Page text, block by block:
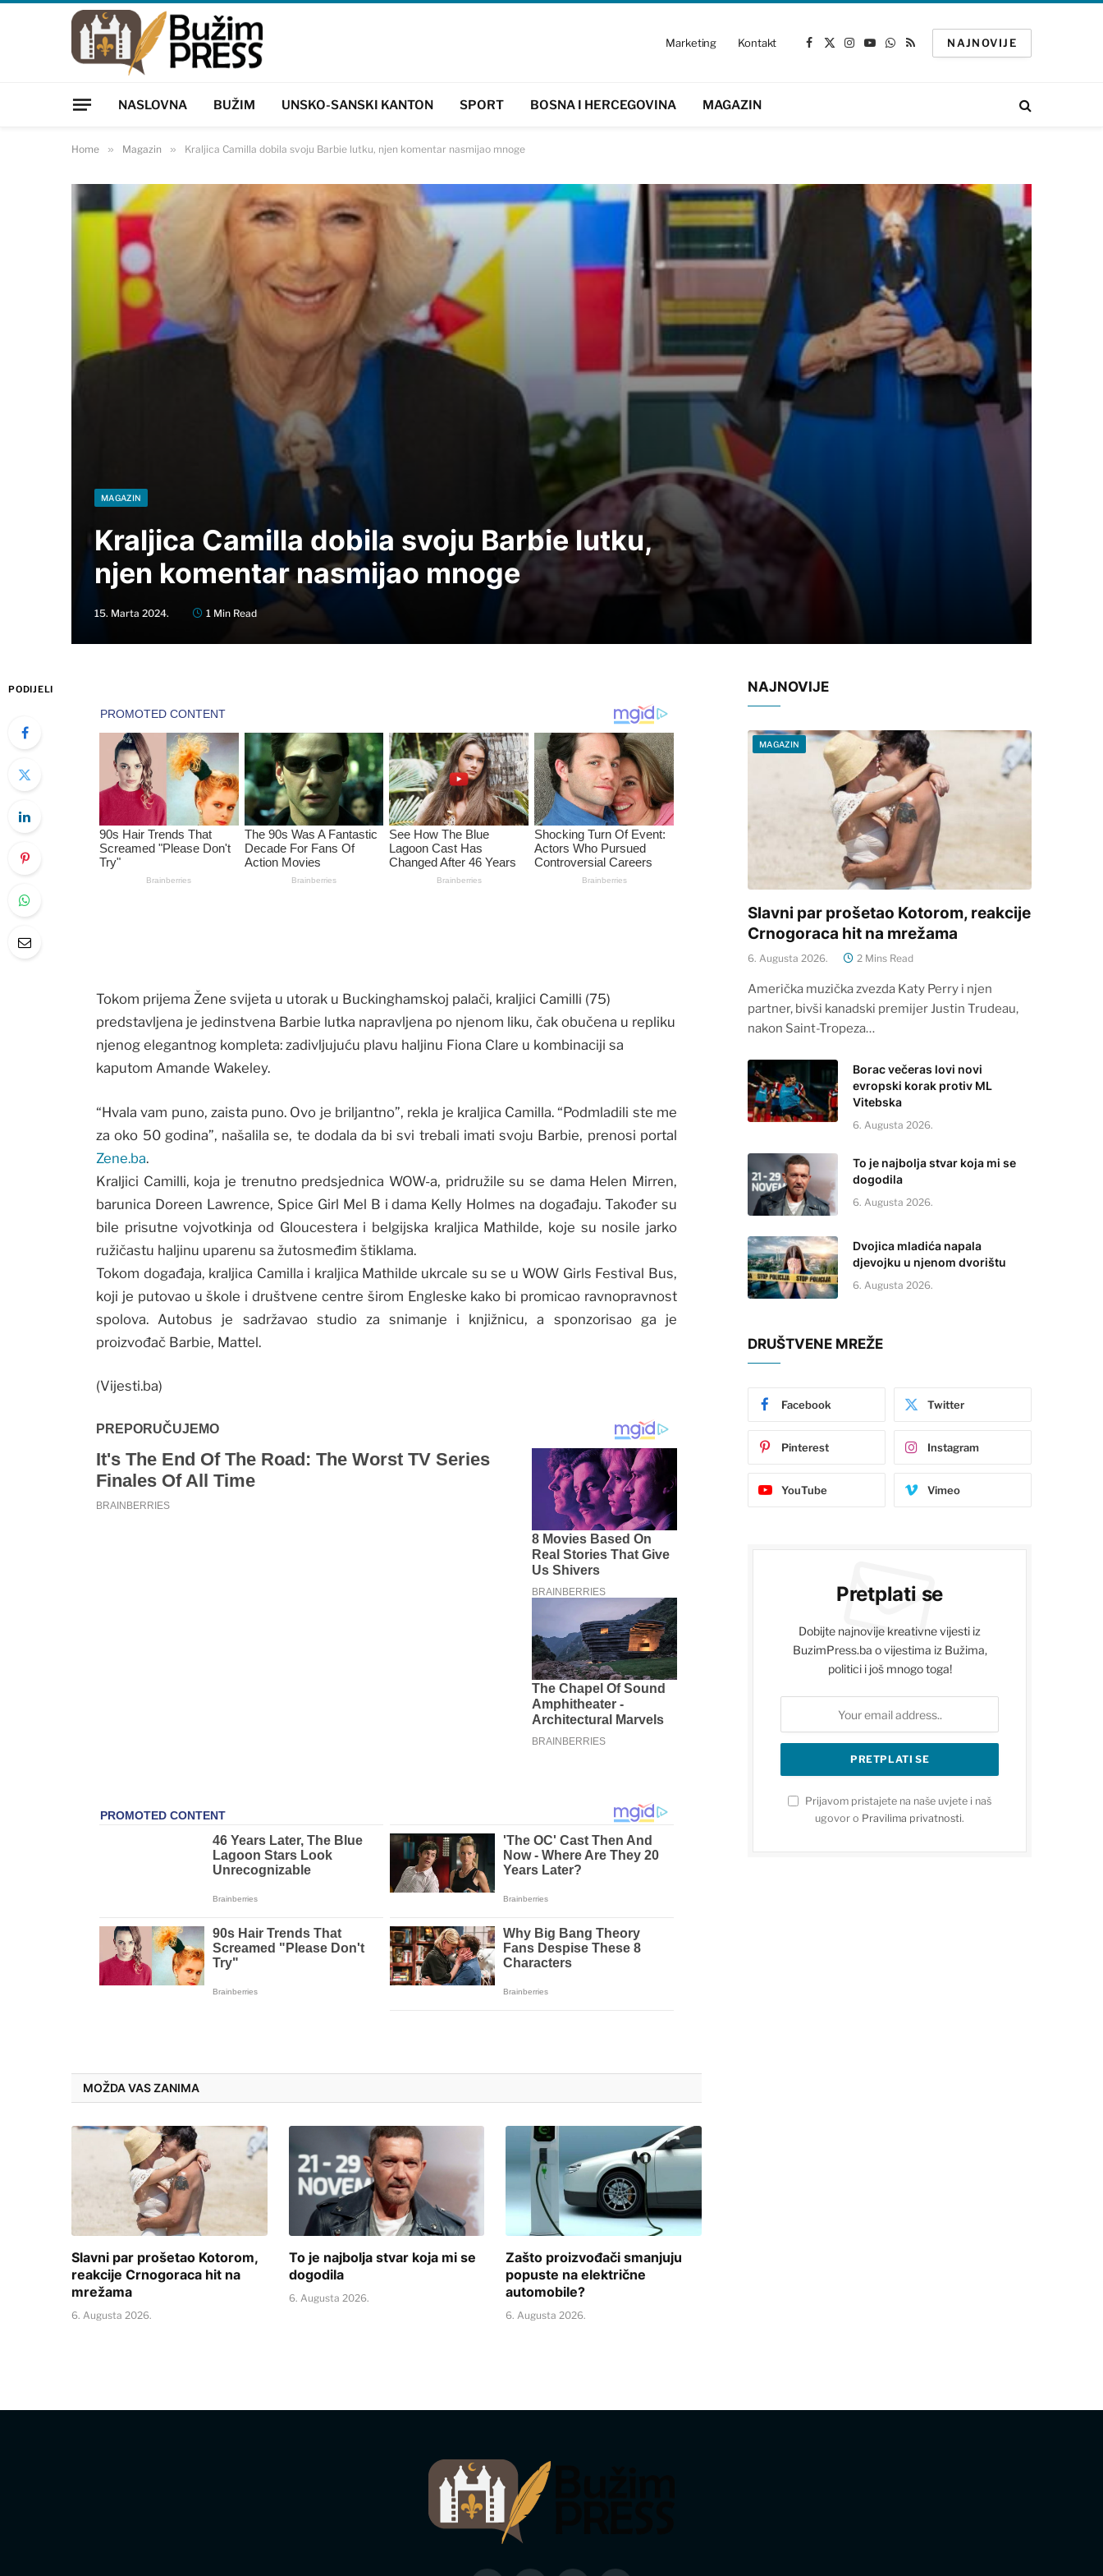
Marketing Kontakt
Facebook
X
Instagram
YouTube
WhatsApp
RSS
NAJNOVIJE
NASLOVNA BUŽIM UNSKO-SANSKI KANTON SPORT BOSNA I HERCEGOVINA MAGAZIN
Home » Magazin » Kraljica Camilla dobila svoju Barbie lutku, njen komentar nasmijao mnoge
MAGAZIN
Kraljica Camilla dobila svoju Barbie lutku,
njen komentar nasmijao mnoge
15. Marta 2024. 1 Min Read
PODIJELI
Tokom prijema Žene svijeta u utorak u Buckinghamskoj palači, kraljici Camilli (75)
predstavljena je jedinstvena Barbie lutka napravljena po njenom liku, čak obučena u repliku
njenog elegantnog kompleta: zadivljujuću plavu haljinu Fiona Clare u kombinaciji sa
kaputom Amande Wakeley.
“Hvala vam puno, zaista puno. Ovo je briljantno”, rekla je kraljica Camilla. “Podmladili ste me
za oko 50 godina”, našalila se, te dodala da bi svi trebali imati svoju Barbie, prenosi portal
Zene.ba.
Kraljici Camilli, koja je trenutno predsjednica WOW-a, pridružile su se dama Helen Mirren,
barunica Doreen Lawrence, Spice Girl Mel B i dama Kelly Holmes na događaju. Također su
bile prisutne vojvotkinja od Gloucestera i belgijska kraljica Mathilde, koje su nosile jarko
ružičastu haljinu uparenu sa žutosmeđim štiklama.
Tokom događaja, kraljica Camilla i kraljica Mathilde ukrcale su se u WOW Girls Festival Bus,
koji je putovao u škole i društvene centre širom Engleske kako bi promicao ravnopravnost
spolova. Autobus je sadržavao studio za snimanje i knjižnicu, a sponzorisao ga je
proizvođač Barbie, Mattel.
(Vijesti.ba)
MOŽDA VAS ZANIMA
Slavni par prošetao Kotorom,
reakcije Crnogoraca hit na
mrežama
6. Augusta 2026.
To je najbolja stvar koja mi se
dogodila
6. Augusta 2026.
Zašto proizvođači smanjuju
popuste na električne
automobile?
6. Augusta 2026.
NAJNOVIJE
MAGAZIN
Slavni par prošetao Kotorom, reakcije
Crnogoraca hit na mrežama
6. Augusta 2026. 2 Mins Read
Američka muzička zvezda Katy Perry i njen
partner, bivši kanadski premijer Justin Trudeau,
nakon Saint-Tropeza…
Borac večeras lovi novi
evropski korak protiv ML
Vitebska
6. Augusta 2026.
To je najbolja stvar koja mi se
dogodila
6. Augusta 2026.
Dvojica mladića napala
djevojku u njenom dvorištu
6. Augusta 2026.
DRUŠTVENE MREŽE
Facebook Twitter
Pinterest Instagram
YouTube Vimeo
Pretplati se
Dobijte najnovije kreativne vijesti iz
BuzimPress.ba o vijestima iz Bužima,
politici i još mnogo toga!
Prijavom pristajete na naše uvjete i naš
ugovor o Pravilima privatnosti.